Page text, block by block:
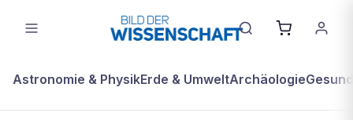
Astronomie & PhysikErde & UmweltArchäologie